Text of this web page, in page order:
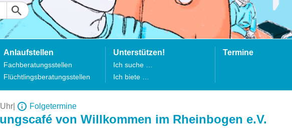
Anlaufstellen
Fachberatungsstellen
Flüchtlingsberatungsstellen
Unterstützen!
Ich suche …
Ich biete …
Termine
Folgetermine
von Willkommen im Rheinbogen e.V.